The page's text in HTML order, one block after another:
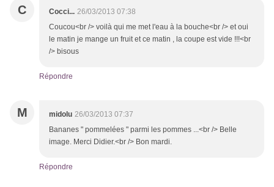
C Cocci... 26/03/2013 07:38
Coucou<br /> voilà qui me met l'eau à la bouche<br /> et oui
le matin je mange un fruit et ce matin , la coupe est vide !!!<br
/> bisous
Répondre
M midolu 26/03/2013 07:37
Bananes " pommelées " parmi les pommes ...<br /> Belle
image. Merci Didier.<br /> Bon mardi.
Répondre